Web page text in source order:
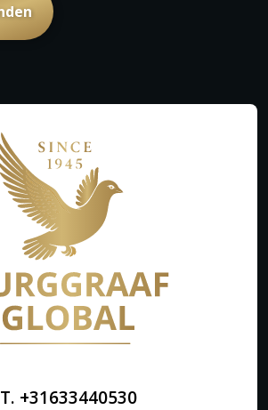
T. +31633440530